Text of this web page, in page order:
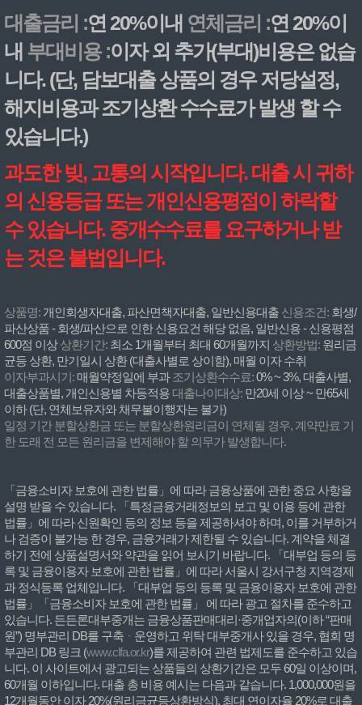
대출금리 :연 20%이내 연체금리 :연 20%이
내 부대비용 :이자 외 추가(부대)비용은 없습
니다. (단, 담보대출 상품의 경우 저당설정,
해지비용과 조기상환 수수료가 발생 할 수
있습니다.)
과도한 빚, 고통의 시작입니다. 대출 시 귀하
의 신용등급 또는 개인신용평점이 하락할
수 있습니다. 중개수수료를 요구하거나 받
는 것은 불법입니다.
상품명: 개인회생자대출, 파산면책자대출, 일반신용대출 신용조건: 회생/
파산상품 - 회생/파산으로 인한 신용요건 해당 없음, 일반신용 - 신용평점
600점 이상상환기간: 최소 1개월부터 최대 60개월까지 상환방법: 원리금
균등 상환, 만기일시 상환 (대출사별로 상이함), 매월 이자 수취
이자부과시기: 매월약정일에 부과 조기상환수수료:0% ~ 3%, 대출사별,
대출상품별, 개인신용별 차등적용 대출나이대상: 만20세 이상 ~ 만65세
이하 (단, 연체보유자와 채무불이행자는 불가)
일정 기간 분할상환금 또는 분할상환원리금이 연체될 경우, 계약만료 기
한 도래 전 모든 원리금을 변제해야 할 의무가 발생합니다.
「금융소비자 보호에 관한 법률」에 따라 금융상품에 관한 중요 사항을
설명 받을 수 있습니다. 「특정금융거래정보의 보고 및 이용 등에 관한
법률」에 따라 신원확인 등의 정보 등을 제공하셔야 하며, 이를 거부하거
나 검증이 불가능 한 경우, 금융거래가 제한될 수 있습니다. 계약을 체결
하기 전에 상품설명서와 약관을 읽어 보시기 바랍니다. 「대부업 등의 등
록 및 금융이용자 보호에 관한 법률」에 따라 서울시 강서구청 지역경제
과 정식등록 업체입니다. 「대부업 등의 등록 및 금융이용자 보호에 관한
법률」「금융소비자 보호에 관한 법률」 에 따라 광고 절차를 준수하고
있습니다. 든든론대부중개는 금융상품판매대리·중개업자의(이하 “판매
원”) 명부관리 DB를 구축ᆞ운영하고 위탁 대부중개사 있을 경우, 협회 명
부관리 DB 링크 (www.clfa.or.kr)를 제공하여 관련 법제도를 준수하고 있습
니다. 이 사이트에서 광고되는 상품들의 상환기간은 모두 60일 이상이며,
60개월 이하입니다. 대출 총 비용 예시는 다음과 같습니다. 1,000,000원을
12개월동안 이자 20%(원리금균등상환방식), 최대 연이자율 20%로 대출